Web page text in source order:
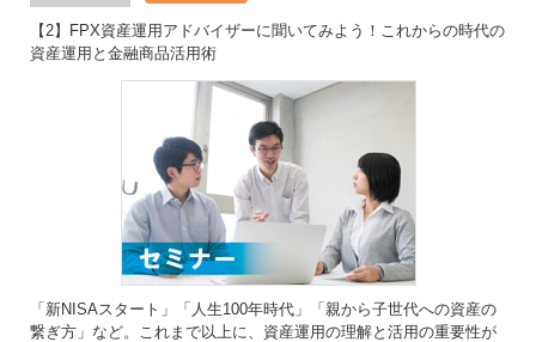
【2】FPX資産運用アドバイザーに聞いてみよう！これからの時代の
資産運用と金融商品活用術
「新NISAスタート」「人生100年時代」「親から子世代への資産の
繋ぎ方」など。これまで以上に、資産運用の理解と活用の重要性が